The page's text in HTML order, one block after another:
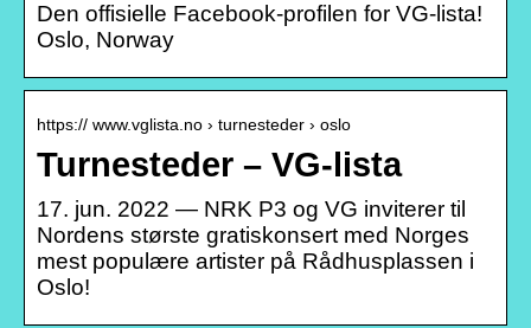
Den offisielle Facebook-profilen for VG-lista!
Oslo, Norway
https:// www.vglista.no › turnesteder › oslo
Turnesteder – VG-lista
17. jun. 2022 — NRK P3 og VG inviterer til
Nordens største gratiskonsert med Norges
mest populære artister på Rådhusplassen i
Oslo!